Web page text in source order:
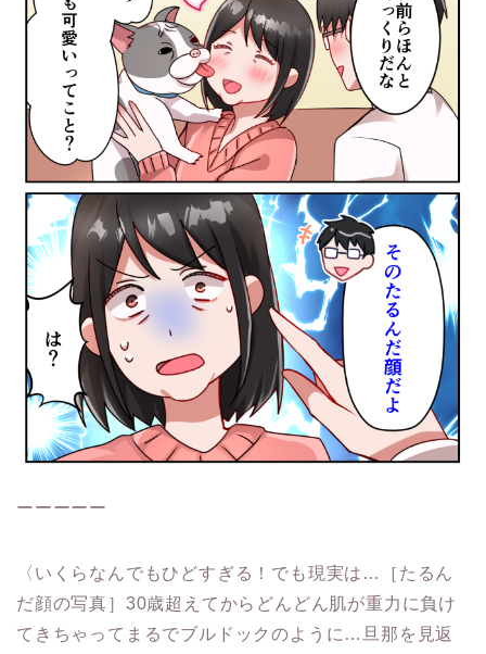
ーーーーー
〈いくらなんでもひどすぎる！でも現実は…［たるん
だ顔の写真］30歳超えてからどんどん肌が重力に負け
てきちゃってまるでブルドックのように…旦那を見返